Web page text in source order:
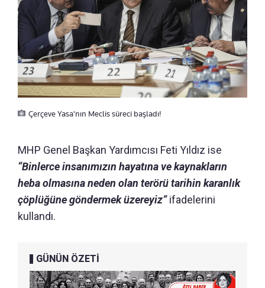
Çerçeve Yasa'nın Meclis süreci başladı!
MHP Genel Başkan Yardımcısı Feti Yıldız ise
“Binlerce insanımızın hayatına ve kaynakların
heba olmasına neden olan terörü tarihin karanlık
çöplüğüne göndermek üzereyiz”ifadelerini
kullandı.
GÜNÜN ÖZETİ